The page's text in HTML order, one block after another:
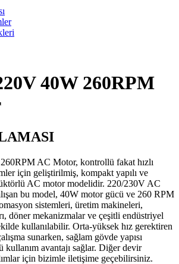
40W 260RPM
AC Motor, kontrollü fakat hızlı
için geliştirilmiş, kompakt yapılı ve
AC motor modelidir. 220/230V AC
bu model, 40W motor gücü ve 260 RPM
sistemleri, üretim makineleri,
döner mekanizmalar ve çeşitli endüstriyel
kullanılabilir. Orta-yüksek hız gerektiren
sunarken, sağlam gövde yapısı
kullanım avantajı sağlar. Diğer devir
için bizimle iletişime geçebilirsiniz.